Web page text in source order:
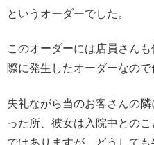
というオーダーでした。
このオーダーには店員さん
際に発生したオーダーなので
失礼ながら当のお客さんの
った所、彼女は入院中との
ではありますが、どうしても